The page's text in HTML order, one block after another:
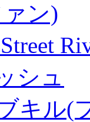
ン)
シュ
キル(